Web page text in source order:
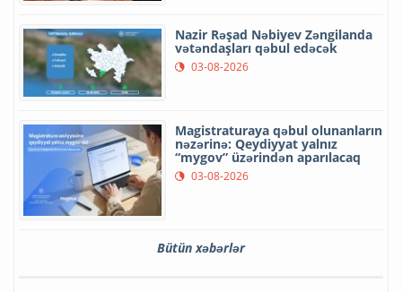
Nazir Rəşad Nəbiyev Zəngilanda
vətəndaşları qəbul edəcək
03-08-2026
Magistraturaya qəbul olunanların
nəzərinə: Qeydiyyat yalnız
“mygov” üzərindən aparılacaq
03-08-2026
Bütün xəbərlər